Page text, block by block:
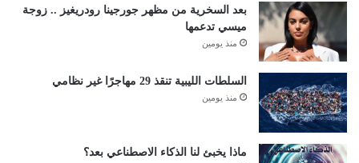
بعد السخرية من مظهر جورجينا رودريغيز .. زوجة
ميسي تدعمها
منذ يومين
السلطات الليبية تنقذ 29 مهاجرًا غير نظامي
منذ يومين
ماذا يخبئ لنا الذكاء الاصطناعي بعد؟